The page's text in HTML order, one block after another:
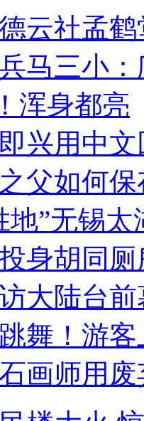
德云社孟
马三小
浑身都亮
兴用中
父如何
地”无锡
身胡同
大陆台
舞！游客
画师用